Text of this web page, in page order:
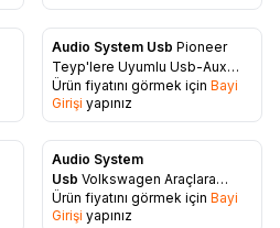
Favorilere Ekle
Audio System Usb Pioneer
Teyp'lere Uyumlu Usb-Aux
Aparatı
Ürün fiyatını görmek için Bayi
Girişi yapınız
Favorilere Ekle
Audio System
Usb Volkswagen Araçlara
USB-AUX-SD Kart Aparatı
Ürün fiyatını görmek için Bayi
Girişi yapınız